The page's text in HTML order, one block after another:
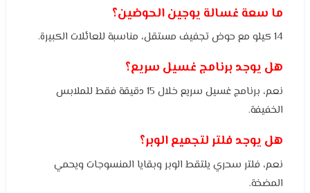
ما سعة غسالة يوجين الحوضين؟
14 كيلو مع حوض تجفيف مستقل، مناسبة للعائلات الكبيرة.
هل يوجد برنامج غسيل سريع؟
نعم، برنامج غسيل سريع خلال 15 دقيقة فقط للملابس
الخفيفة.
هل يوجد فلتر لتجميع الوبر؟
نعم، فلتر سحري يلتقط الوبر وبقايا المنسوجات ويحمي
المضخة.